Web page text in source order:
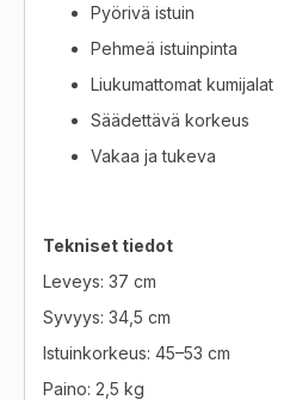
Pyörivä istuin
Pehmeä istuinpinta
Liukumattomat kumijalat
Säädettävä korkeus
Vakaa ja tukeva
Tekniset tiedot
Leveys: 37 cm
Syvyys: 34,5 cm
Istuinkorkeus: 45–53 cm
Paino: 2,5 kg